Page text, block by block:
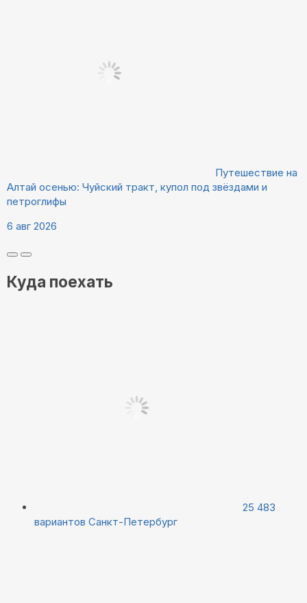
Путешествие на
Алтай осенью: Чуйский тракт, купол под звёздами и
петроглифы
6 авг 2026
Куда поехать
25 483
вариантов Санкт-Петербург